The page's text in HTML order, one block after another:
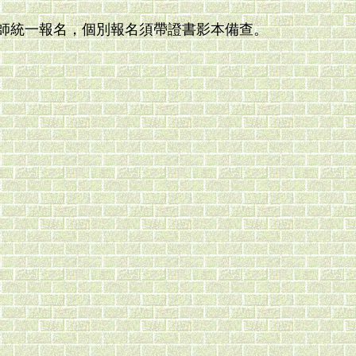
統一報名，個別報名須帶證書影本備查。